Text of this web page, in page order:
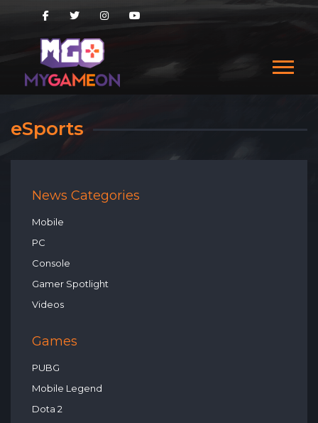
eSports
News Categories
Mobile
PC
Console
Gamer Spotlight
Videos
Games
PUBG
Mobile Legend
Dota 2